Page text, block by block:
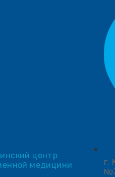
центр
медицини
г.